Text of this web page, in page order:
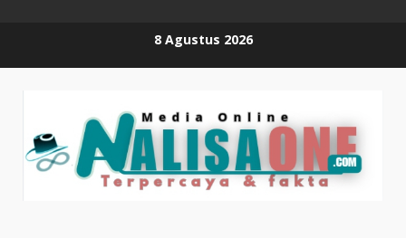
8 Agustus 2026